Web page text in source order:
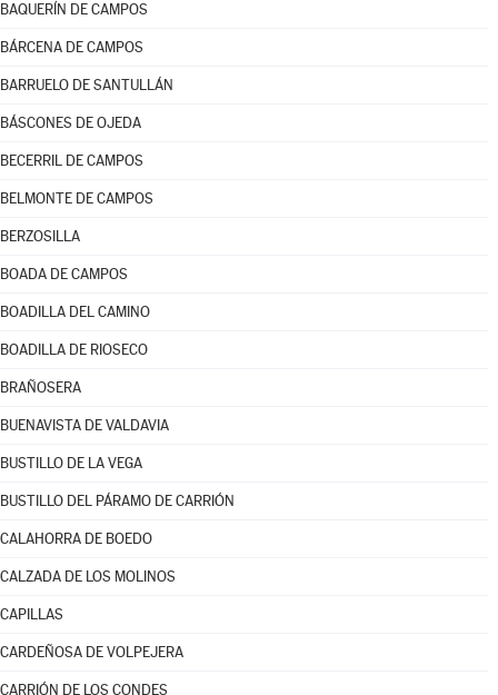
BAQUERÍN DE CAMPOS
BÁRCENA DE CAMPOS
BARRUELO DE SANTULLÁN
BÁSCONES DE OJEDA
BECERRIL DE CAMPOS
BELMONTE DE CAMPOS
BERZOSILLA
BOADA DE CAMPOS
BOADILLA DEL CAMINO
BOADILLA DE RIOSECO
BRAÑOSERA
BUENAVISTA DE VALDAVIA
BUSTILLO DE LA VEGA
BUSTILLO DEL PÁRAMO DE CARRIÓN
CALAHORRA DE BOEDO
CALZADA DE LOS MOLINOS
CAPILLAS
CARDEÑOSA DE VOLPEJERA
CARRIÓN DE LOS CONDES